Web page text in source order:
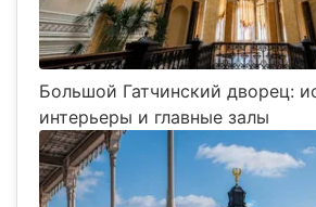
Большой Гатчинский дворец:
интерьеры и главные залы